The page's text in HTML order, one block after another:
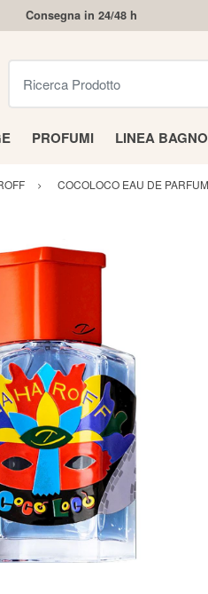
Consegna in 24/48 h
PROFUMI LINEA BAGNO
COCOLOCO EAU DE